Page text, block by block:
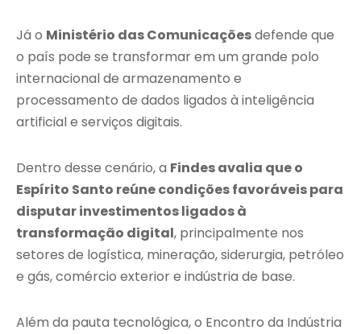
Já o Ministério das Comunicaçõesdefende que
o país pode se transformar em um grande polo
internacional de armazenamento e
processamento de dados ligados à inteligência
artificial e serviços digitais.
Dentro desse cenário, a Findes avalia que o
Espírito Santo reúne condições favoráveis para
disputar investimentos ligados à
transformação digital, principalmente nos
setores de logística, mineração, siderurgia, petróleo
e gás, comércio exterior e indústria de base.
Além da pauta tecnológica, o Encontro da Indústria